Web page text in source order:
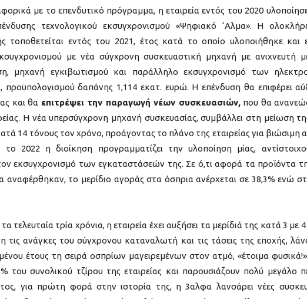
με το επενδυτικό πρόγραμμα, η εταιρεία εντός του 2020
τεχνολογικού εκσυγχρονισμού «Ψηφιακό ‘Αλμα». Η
τοποθετείται εντός του 2021, έτος κατά το οποίο υλοποιήθηκε και
με νέα σύγχρονη συσκευαστική μηχανή με ανιχνευτή
μηχανή εγκιβωτισμού και παράλληλο εκσυγχρονισμό των
προϋπολογισμού δαπάνης 1,114 εκατ. ευρώ. Η επένδυση θα επιφέρει
και θα επιτρέψει την παραγωγή νέων συσκευασιών,που θα
Η νέα υπερσύγχρονη μηχανή συσκευασίας, συμβάλλει στη μείωση
14 τόνους τον χρόνο, προάγοντας το πλάνο της εταιρείας για βιώσιμη
το 2022 η διοίκηση προγραμματίζει την υλοποίηση μίας,
εκσυγχρονισμό των εγκαταστάσεών της. Σε ό,τι αφορά τα προϊόντα
το μερίδιο αγοράς στα όσπρια ανέρχεται σε 38,3% ενώ
τελευταία τρία χρόνια, η εταιρεία έχει αυξήσει τα μερίδιά της κατά 3 με
τις ανάγκες του σύγχρονου καταναλωτή και τις τάσεις της εποχής,
έτους τη σειρά οσπρίων μαγειρεμένων στον ατμό, «έτοιμα
του συνολικού τζίρου της εταιρείας και παρουσιάζουν πολύ μεγάλο
για πρώτη φορά στην ιστορία της, η 3αλφα λανσάρει νέες